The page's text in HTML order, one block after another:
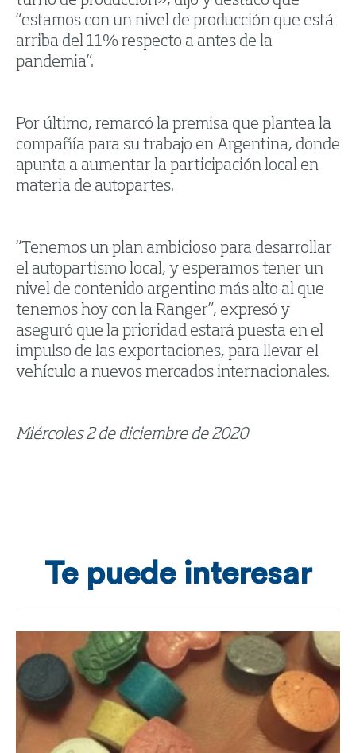
“estamos con un nivel de producción que está
arriba del 11% respecto a antes de la
pandemia”.
Por último, remarcó la premisa que plantea la
compañía para su trabajo en Argentina, donde
apunta a aumentar la participación local en
materia de autopartes.
“Tenemos un plan ambicioso para desarrollar
el autopartismo local, y esperamos tener un
nivel de contenido argentino más alto al que
tenemos hoy con la Ranger”, expresó y
aseguró que la prioridad estará puesta en el
impulso de las exportaciones, para llevar el
vehículo a nuevos mercados internacionales.
Miércoles 2 de diciembre de 2020
Te puede interesar